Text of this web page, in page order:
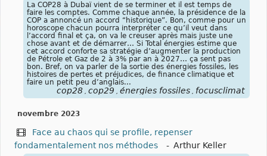
La COP28 à Dubaï vient de se terminer et il est temps de
faire les comptes. Comme chaque année, la présidence de la
COP a annoncé un accord “historique”. Bon, comme pour un
horoscope chacun pourra interpréter ce qu’il veut dans
l’accord final et ça, on va le creuser après mais juste une
chose avant et de démarrer… Si Total énergies estime que
cet accord conforte sa stratégie d’augmenter la production
de Pétrole et Gaz de 2 à 3% par an à 2027… ça sent pas
bon. Bref, on va parler de la sortie des énergies fossiles, les
histoires de pertes et préjudices, de finance climatique et
faire un petit peu d’anglais...
cop28 , cop29 , énergies fossiles , focusclimat
novembre 2023
Face au chaos qui se profile, repenser
fondamentalement nos méthodes
- Arthur Keller